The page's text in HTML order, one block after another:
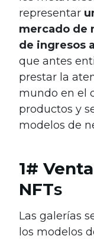
representar
mercado de
de ingresos
que antes
prestar la
mundo en el
productos y
modelos de
1#
NFTs
Las galerías
los modelos